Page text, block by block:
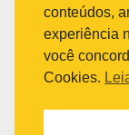
Rio de
(21)
(21)
conteúdos,
experiência
você
Cookies.